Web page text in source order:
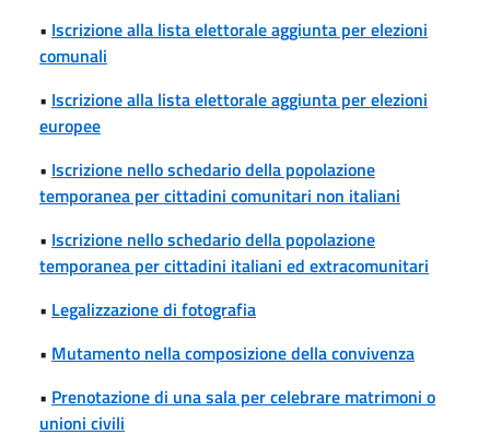
• Iscrizione alla lista elettorale aggiunta per elezioni
comunali
• Iscrizione alla lista elettorale aggiunta per elezioni
europee
• Iscrizione nello schedario della popolazione
temporanea per cittadini comunitari non italiani
• Iscrizione nello schedario della popolazione
temporanea per cittadini italiani ed extracomunitari
• Legalizzazione di fotografia
• Mutamento nella composizione della convivenza
• Prenotazione di una sala per celebrare matrimoni o
unioni civili